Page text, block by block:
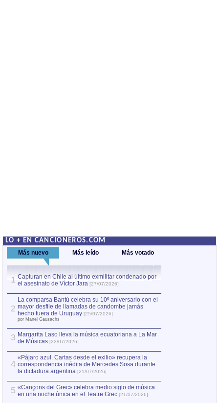
LO + EN CANCIONEROS.COM
Más nuevo Más leído Más votado
1 Capturan en Chile al último exmilitar condenado por
el asesinato de Víctor Jara [27/07/2026]
2
La comparsa Bantú celebra su 10º aniversario con el
mayor desfile de llamadas de candombe jamás
hecho fuera de Uruguay [25/07/2026]
por Manel Gausachs
3 Margarita Laso lleva la música ecuatoriana a La Mar
de Músicas [22/07/2026]
4
«Pájaro azul. Cartas desde el exilio» recupera la
correspondencia inédita de Mercedes Sosa durante
la dictadura argentina [21/07/2026]
5 «Cançons del Grec» celebra medio siglo de música
en una noche única en el Teatre Grec [21/07/2026]